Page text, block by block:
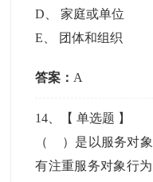
D 、家庭或单位
E
团体和组织
答案： A
14 、【单选题 】
（ ）是以服务对
有注重服务对象行